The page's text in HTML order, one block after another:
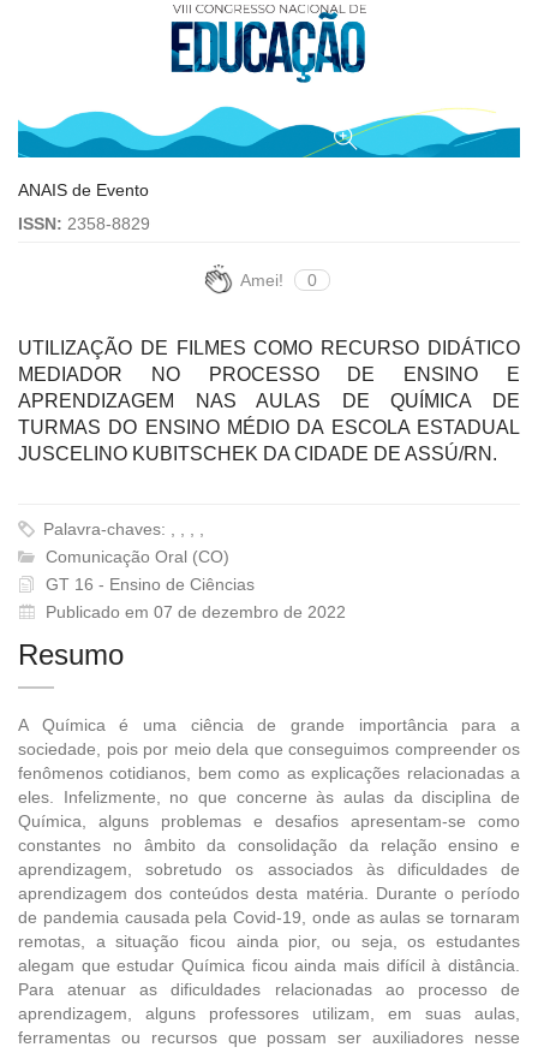
ANAIS de Evento
ISSN: 2358-8829
Amei! 0
UTILIZAÇÃO DE FILMES COMO RECURSO DIDÁTICO
MEDIADOR NO PROCESSO DE ENSINO E
APRENDIZAGEM NAS AULAS DE QUÍMICA DE
TURMAS DO ENSINO MÉDIO DA ESCOLA ESTADUAL
JUSCELINO KUBITSCHEK DA CIDADE DE ASSÚ/RN.
Palavra-chaves: , , , ,
Comunicação Oral (CO)
GT 16 - Ensino de Ciências
Publicado em 07 de dezembro de 2022
Resumo
A Química é uma ciência de grande importância para a
sociedade, pois por meio dela que conseguimos compreender os
fenômenos cotidianos, bem como as explicações relacionadas a
eles. Infelizmente, no que concerne às aulas da disciplina de
Química, alguns problemas e desafios apresentam-se como
constantes no âmbito da consolidação da relação ensino e
aprendizagem, sobretudo os associados às dificuldades de
aprendizagem dos conteúdos desta matéria. Durante o período
de pandemia causada pela Covid-19, onde as aulas se tornaram
remotas, a situação ficou ainda pior, ou seja, os estudantes
alegam que estudar Química ficou ainda mais difícil à distância.
Para atenuar as dificuldades relacionadas ao processo de
aprendizagem, alguns professores utilizam, em suas aulas,
ferramentas ou recursos que possam ser auxiliadores nesse